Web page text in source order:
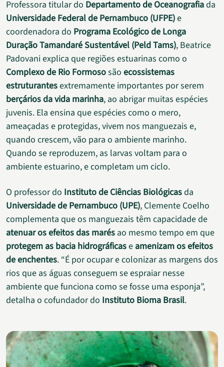
Professora titular do Departamento de Oceanografiada
Universidade Federal de Pernambuco (UFPE)e
coordenadora do Programa Ecológico de Longa
Duração Tamandaré Sustentável (Peld Tams), Beatrice
Padovani explica que regiões estuarinas como o
Complexo de Rio Formososão ecossistemas
estruturantesextremamente importantes por serem
berçários da vida marinha, ao abrigar muitas espécies
juvenis. Ela ensina que espécies como o mero,
ameaçadas e protegidas, vivem nos manguezais e,
quando crescem, vão para o ambiente marinho.
Quando se reproduzem, as larvas voltam para o
ambiente estuarino, e completam um ciclo.
O professor do Instituto de Ciências Biológicasda
Universidade de Pernambuco (UPE), Clemente Coelho
complementa que os manguezais têm capacidade de
atenuar os efeitos das marés ao mesmo tempo em que
protegem as bacia hidrográficase amenizam os efeitos
de enchentes. “É por ocupar e colonizar as margens dos
rios que as águas conseguem se espraiar nesse
ambiente que funciona como se fosse uma esponja”,
detalha o cofundador do Instituto Bioma Brasil.